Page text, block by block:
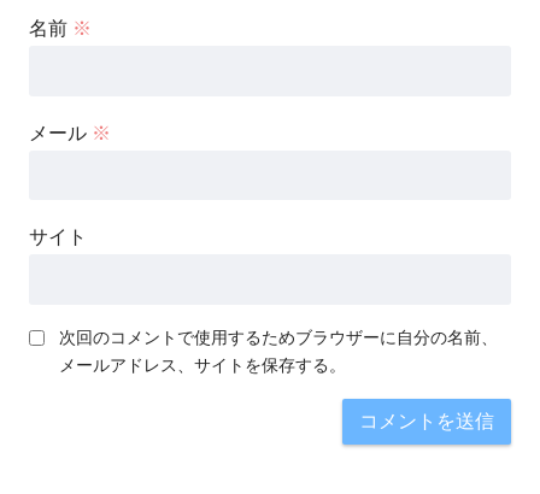
名前 ※
メール ※
サイト
次回のコメントで使用するためブラウザーに自分の名前、
メールアドレス、サイトを保存する。